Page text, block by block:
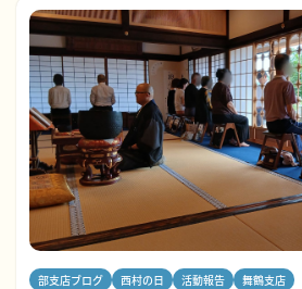
部支店ブログ 西村の日 活動報告 舞鶴支店